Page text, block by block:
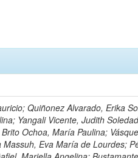
Quiñonez Alvarado, Erika
Yangali Vicente, Judith
Ochoa, María Paulina;
Massuh, Eva María de Lourdes;